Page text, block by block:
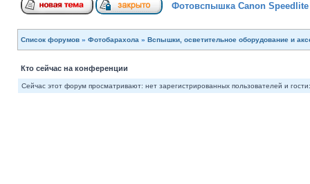
Фотовспышка Canon Speedlite
Список форумов » Фотобарахола » Вспышки, осветительное оборудование и
Кто сейчас на конференции
Сейчас этот форум просматривают: нет зарегистрированных пользователей и